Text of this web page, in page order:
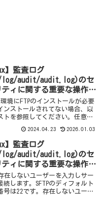
】監査ログ
audit/audit.log)のセ
ティに関する重要な操作記
接続失敗(アカウントロ
確認手順
環境にFTPのインストールが必要
ンストールされてない場合、以
トを参照してください。任意の
マンドを使いますが他の方法も
。usermod -L アカウント名
2024.04.23 2026.01.03
】監査ログ
audit/audit.log)のセ
ティに関する重要な操作記
接続失敗(存在しないユ
)の確認手順
在しないユーザーを入力しサー
続します。SFTPのディフォルト
号は22です。存在しないユーザ